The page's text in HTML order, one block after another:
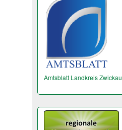
Amtsblatt Landkreis Zwickau